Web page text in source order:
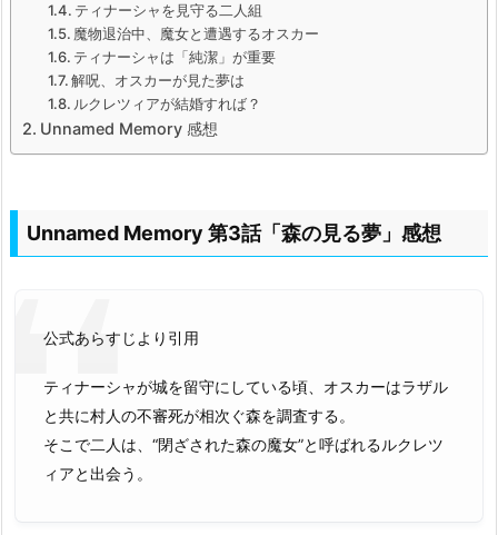
ティナーシャを見守る二人組
魔物退治中、魔女と遭遇するオスカー
ティナーシャは「純潔」が重要
解呪、オスカーが見た夢は
ルクレツィアが結婚すれば？
Unnamed Memory 感想
Unnamed Memory 第3話「森の見る夢」感想
公式あらすじより引用
ティナーシャが城を留守にしている頃、オスカーはラザル
と共に村人の不審死が相次ぐ森を調査する。
そこで二人は、“閉ざされた森の魔女”と呼ばれるルクレツ
ィアと出会う。